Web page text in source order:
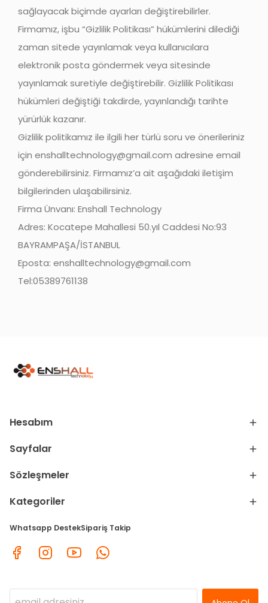
sağlayacak biçimde ayarları değiştirebilirler.
Firmamız, işbu “Gizlilik Politikası” hükümlerini dilediği
zaman sitede yayınlamak veya kullanıcılara
elektronik posta göndermek veya sitesinde
yayınlamak suretiyle değiştirebilir. Gizlilik Politikası
hükümleri değiştiği takdirde, yayınlandığı tarihte
yürürlük kazanır.
Gizlilik politikamız ile ilgili her türlü soru ve önerileriniz
için enshalltechnology@gmail.com adresine email
gönderebilirsiniz. Firmamız’a ait aşağıdaki iletişim
bilgilerinden ulaşabilirsiniz.
Firma Ünvanı: Enshall Technology
Adres: Kocatepe Mahallesi 50.yıl Caddesi No:93
BAYRAMPAŞA/İSTANBUL
Eposta: enshalltechnology@gmail.com
Tel:05389761138
Hesabım
Sayfalar
Sözleşmeler
Kategoriler
Whatsapp DestekSipariş Takip